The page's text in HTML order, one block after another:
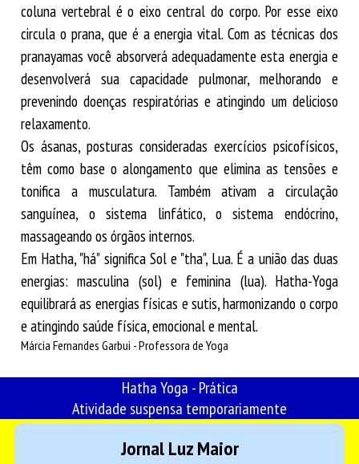
coluna vertebral é o eixo central do corpo. Por esse eixo
circula o prana, que é a energia vital. Com as técnicas dos
pranayamas você absorverá adequadamente esta energia e
desenvolverá sua capacidade pulmonar, melhorando e
prevenindo doenças respiratórias e atingindo um delicioso
relaxamento.
Os ásanas, posturas consideradas exercícios psicofísicos,
têm como base o alongamento que elimina as tensões e
tonifica a musculatura. Também ativam a circulação
sanguínea, o sistema linfático, o sistema endócrino,
massageando os órgãos internos.
Em Hatha, "há" significa Sol e "tha", Lua. É a união das duas
energias: masculina (sol) e feminina (lua). Hatha-Yoga
equilibrará as energias físicas e sutis, harmonizando o corpo
e atingindo saúde física, emocional e mental.
Márcia Fernandes Garbui - Professora de Yoga
Hatha Yoga - Prática
Atividade suspensa temporariamente
Jornal Luz Maior